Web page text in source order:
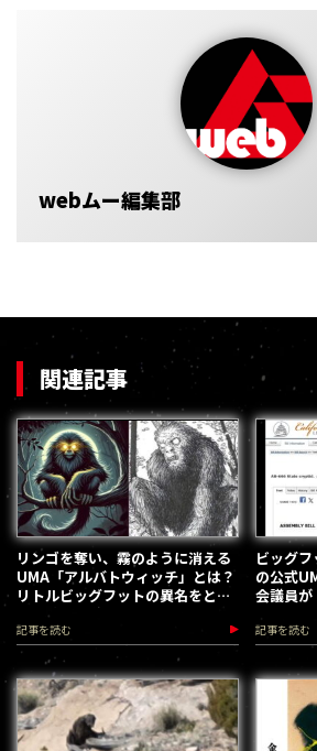
webムー編集部
関連記事
リンゴを奪い、霧のように消える
UMA「アルバトウィッチ」とは？
リトルビッグフットの異名をとる
小型獣人の謎
記事を読む
ビッグ
の公式
会議員
記事を読む